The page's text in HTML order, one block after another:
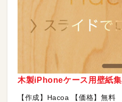
木製iPhoneケース用壁紙集
【作成】Hacoa 【価格】無料